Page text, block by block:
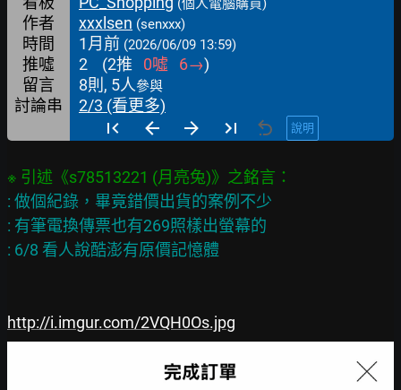
(個人電腦購買)
作者 xxxlsen (senxxx)
時間 1月前 (2026/06/09 13:59)
推噓 2 (2推 0噓 6→)
留言
8則, 5人參與
討論串 2/3 (看更多)
說明
: 做個紀錄，畢竟錯價出貨的案例不少
: 有筆電換傳票也有269照樣出螢幕的
http://i.imgur.com/2VQH0Os.jpg